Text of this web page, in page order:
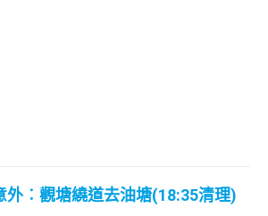
外︰觀塘繞道去油塘(18:35清理)